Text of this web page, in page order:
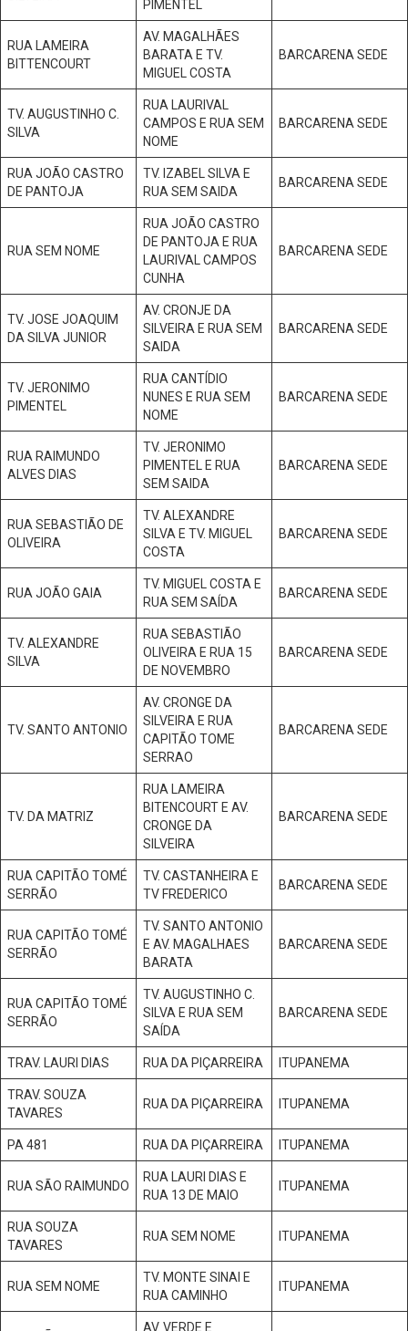
PIMENTEL
RUA LAMEIRA
BITTENCOURT
AV. MAGALHÃES
BARATA E TV.
MIGUEL COSTA
BARCARENA SEDE
TV. AUGUSTINHO C.
SILVA
RUA LAURIVAL
CAMPOS E RUA SEM
NOME
BARCARENA SEDE
RUA JOÃO CASTRO
DE PANTOJA
TV. IZABEL SILVA E
RUA SEM SAIDA
BARCARENA SEDE
RUA SEM NOME
RUA JOÃO CASTRO
DE PANTOJA E RUA
LAURIVAL CAMPOS
CUNHA
BARCARENA SEDE
TV. JOSE JOAQUIM
DA SILVA JUNIOR
AV. CRONJE DA
SILVEIRA E RUA SEM
SAIDA
BARCARENA SEDE
TV. JERONIMO
PIMENTEL
RUA CANTÍDIO
NUNES E RUA SEM
NOME
BARCARENA SEDE
RUA RAIMUNDO
ALVES DIAS
TV. JERONIMO
PIMENTEL E RUA
SEM SAIDA
BARCARENA SEDE
RUA SEBASTIÃO DE
OLIVEIRA
TV. ALEXANDRE
SILVA E TV. MIGUEL
COSTA
BARCARENA SEDE
RUA JOÃO GAIA
TV. MIGUEL COSTA E
RUA SEM SAÍDA
BARCARENA SEDE
TV. ALEXANDRE
SILVA
RUA SEBASTIÃO
OLIVEIRA E RUA 15
DE NOVEMBRO
BARCARENA SEDE
TV. SANTO ANTONIO
AV. CRONGE DA
SILVEIRA E RUA
CAPITÃO TOME
SERRAO
BARCARENA SEDE
TV. DA MATRIZ
RUA LAMEIRA
BITENCOURT E AV.
CRONGE DA
SILVEIRA
BARCARENA SEDE
RUA CAPITÃO TOMÉ
SERRÃO
TV. CASTANHEIRA E
TV FREDERICO
BARCARENA SEDE
RUA CAPITÃO TOMÉ
SERRÃO
TV. SANTO ANTONIO
E AV. MAGALHAES
BARATA
BARCARENA SEDE
RUA CAPITÃO TOMÉ
SERRÃO
TV. AUGUSTINHO C.
SILVA E RUA SEM
SAÍDA
BARCARENA SEDE
TRAV. LAURI DIAS RUA DA PIÇARREIRA ITUPANEMA
TRAV. SOUZA
TAVARES
RUA DA PIÇARREIRA ITUPANEMA
PA 481 RUA DA PIÇARREIRA ITUPANEMA
RUA SÃO RAIMUNDO
RUA LAURI DIAS E
RUA 13 DE MAIO
ITUPANEMA
RUA SOUZA
TAVARES
RUA SEM NOME ITUPANEMA
RUA SEM NOME
TV. MONTE SINAI E
RUA CAMINHO
ITUPANEMA
AV. VERDE E